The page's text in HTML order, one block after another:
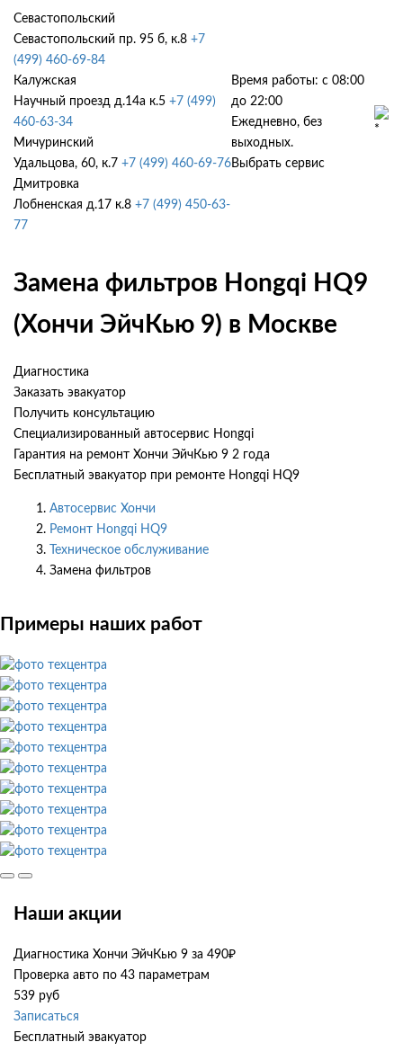
Севастопольский
Севастопольский пр. 95 б, к.8 +7
(499) 460-69-84
Калужская
Научный проезд д.14а к.5 +7 (499)
460-63-34
Мичуринский
Удальцова, 60, к.7 +7 (499) 460-69-76
Дмитровка
Лобненская д.17 к.8 +7 (499) 450-63-
77
Время работы: с 08:00
до 22:00
Ежедневно, без
выходных.
Выбрать сервис
Замена фильтров Hongqi HQ9
(Хончи ЭйчКью 9) в Москве
Диагностика
Заказать эвакуатор
Получить консультацию
Специализированный автосервис Hongqi
Гарантия на ремонт Хончи ЭйчКью 9 2 года
Бесплатный эвакуатор при ремонте Hongqi HQ9
Автосервис Хончи
Ремонт Hongqi HQ9
Техническое обслуживание
Замена фильтров
Примеры наших работ
Наши акции
Диагностика Хончи ЭйчКью 9 за 490₽
Проверка авто по 43 параметрам
539 руб
Записаться
Бесплатный эвакуатор